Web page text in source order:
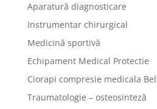
Aparatură diagnosticare
Instrumentar chirurgical
Medicină sportivă
Echipament Medical Protectie
Ciorapi compresie medicala
Traumatologie – osteosinteză